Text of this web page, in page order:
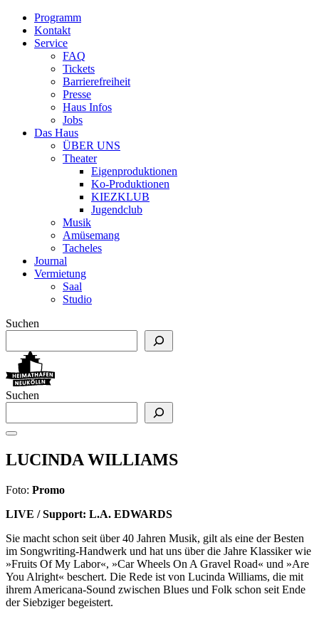
Programm
Kontakt
Service
FAQ
Tickets
Barrierefreiheit
Presse
Haus Infos
Jobs
Das Haus
ÜBER UNS
Theater
Eigenproduktionen
Ko-Produktionen
KIEZKLUB
Jugendclub
Musik
Amüsemang
Tacheles
Journal
Vermietung
Saal
Studio
Suchen
Suchen
LUCINDA WILLIAMS
Foto: Promo
LIVE / Support: L.A. EDWARDS
Sie macht schon seit über 40 Jahren Musik, gilt als eine der Besten
im Songwriting-Handwerk und hat uns über die Jahre Klassiker wie
»Fruits Of My Labor«, »Car Wheels On A Gravel Road« und »Are
You Alright« beschert. Die Rede ist von Lucinda Williams, die mit
ihrem Americana-Sound zwischen Blues und Folk schon seit Ende
der Siebziger begeistert.